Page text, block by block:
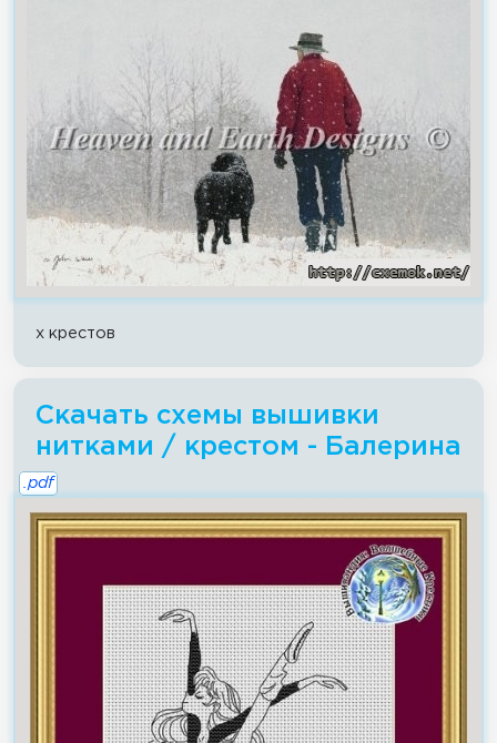
x крестов
Скачать схемы вышивки
нитками / крестом - Балерина
.pdf